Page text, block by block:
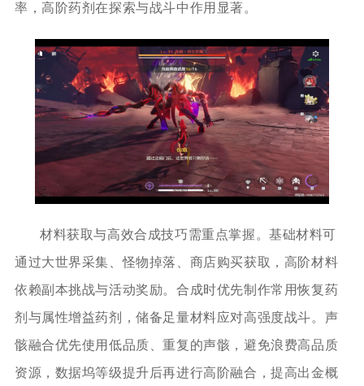
率，高阶药剂在探索与战斗中作用显著。
材料获取与高效合成技巧需重点掌握。基础材料可
通过大世界采集、怪物掉落、商店购买获取，高阶材料
依赖副本挑战与活动奖励。合成时优先制作常用恢复药
剂与属性增益药剂，储备足量材料应对高强度战斗。声
骸融合优先使用低品质、重复的声骸，避免浪费高品质
资源，数据坞等级提升后再进行高阶融合，提高出金概